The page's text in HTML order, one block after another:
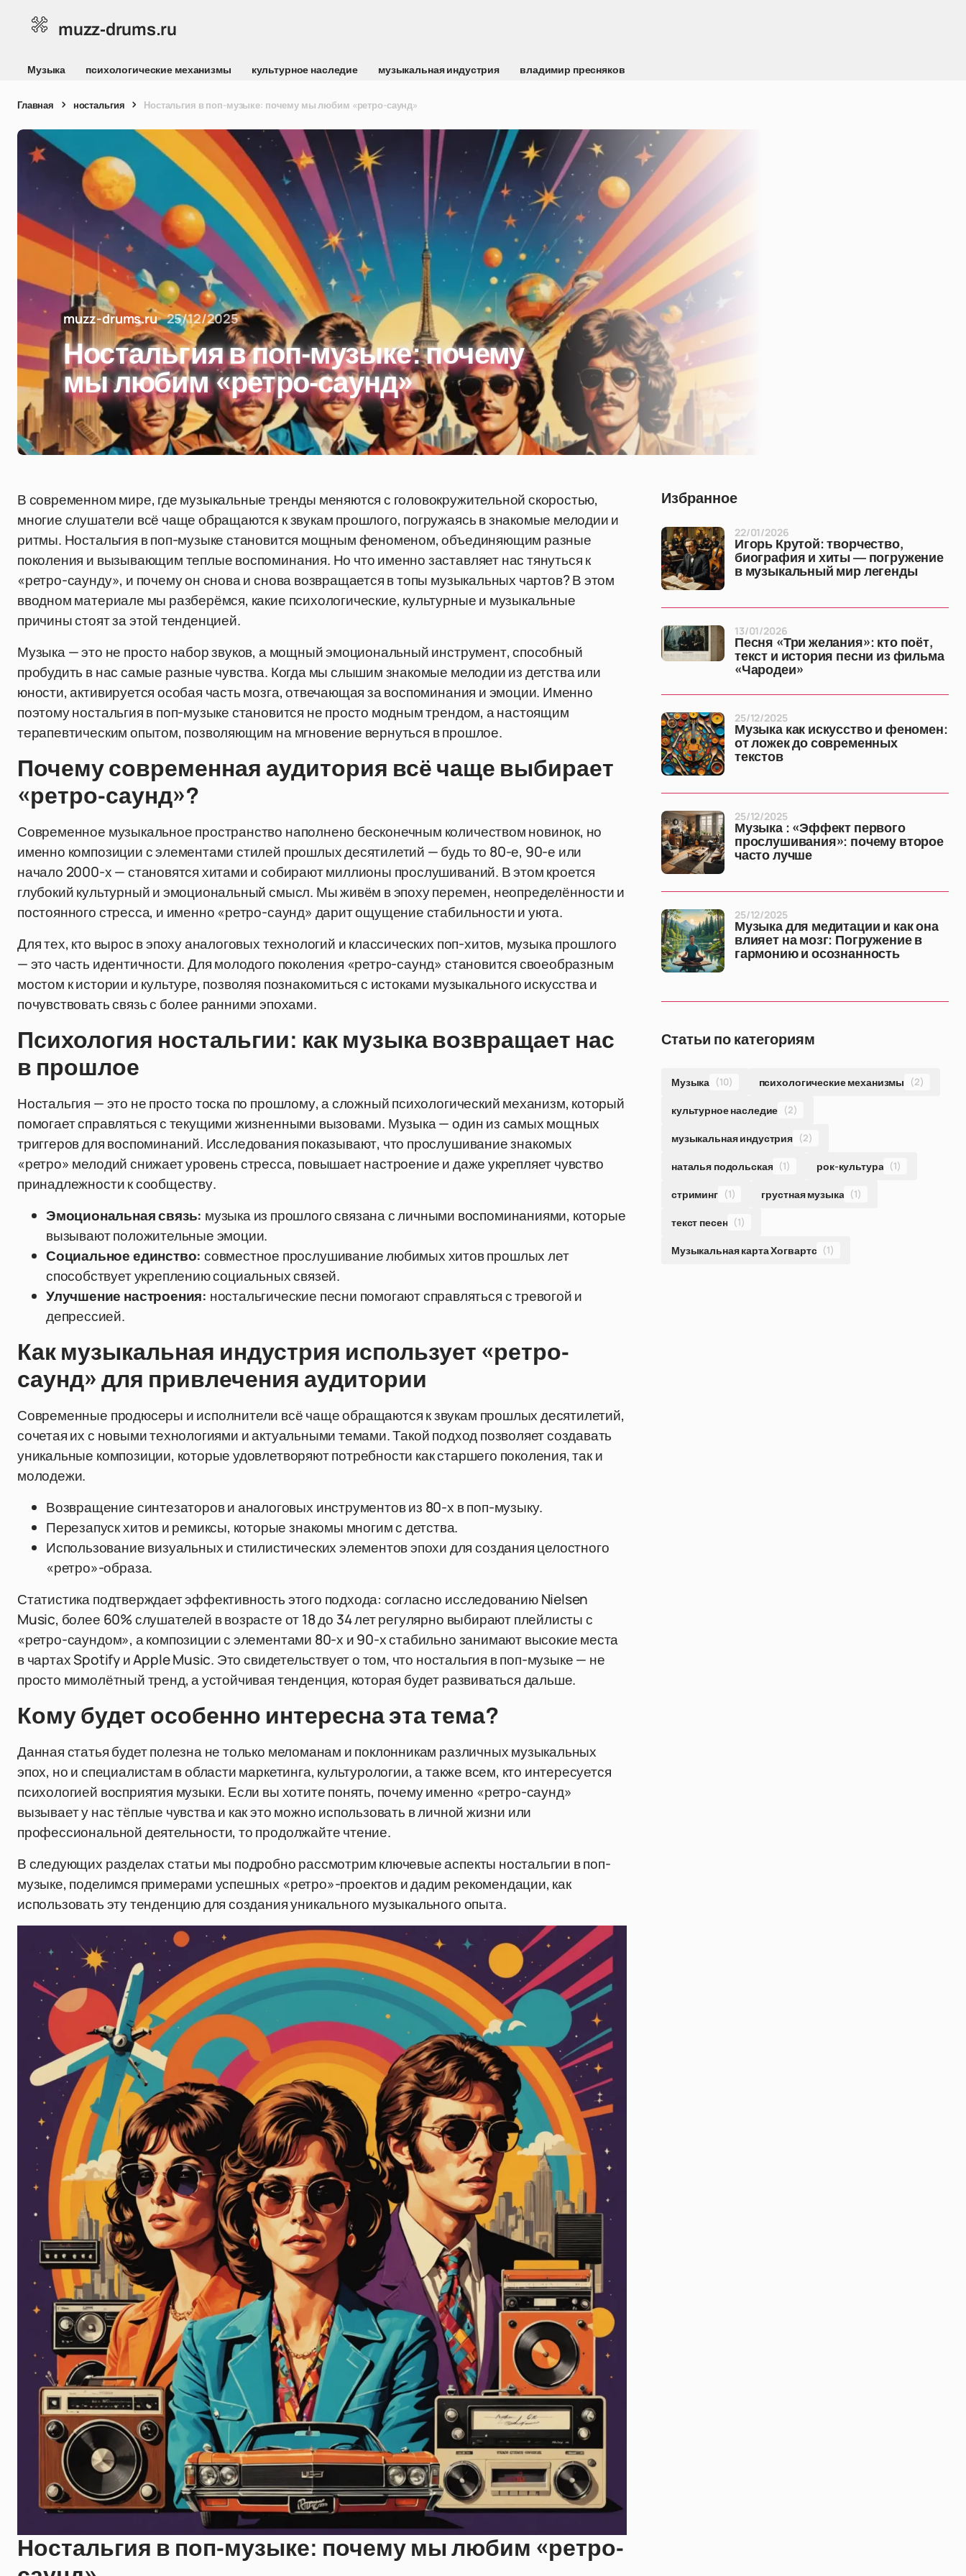
muzz-drums.ru
Музыка психологические механизмы культурное наследие музыкальная индустрия владимир пресняков
Главная ностальгия Ностальгия в поп-музыке: почему мы любим «ретро-саунд»
muzz-drums.ru 25/12/2025
Ностальгия в поп-музыке: почему
мы любим «ретро-саунд»
В современном мире, где музыкальные тренды меняются с головокружительной скоростью,
многие слушатели всё чаще обращаются к звукам прошлого, погружаясь в знакомые мелодии и
ритмы. Ностальгия в поп-музыке становится мощным феноменом, объединяющим разные
поколения и вызывающим теплые воспоминания. Но что именно заставляет нас тянуться к
«ретро-саунду», и почему он снова и снова возвращается в топы музыкальных чартов? В этом
вводном материале мы разберёмся, какие психологические, культурные и музыкальные
причины стоят за этой тенденцией.
Музыка — это не просто набор звуков, а мощный эмоциональный инструмент, способный
пробудить в нас самые разные чувства. Когда мы слышим знакомые мелодии из детства или
юности, активируется особая часть мозга, отвечающая за воспоминания и эмоции. Именно
поэтому ностальгия в поп-музыке становится не просто модным трендом, а настоящим
терапевтическим опытом, позволяющим на мгновение вернуться в прошлое.
Почему современная аудитория всё чаще выбирает
«ретро-саунд»?
Современное музыкальное пространство наполнено бесконечным количеством новинок, но
именно композиции с элементами стилей прошлых десятилетий — будь то 80-е, 90-е или
начало 2000-х — становятся хитами и собирают миллионы прослушиваний. В этом кроется
глубокий культурный и эмоциональный смысл. Мы живём в эпоху перемен, неопределённости и
постоянного стресса, и именно «ретро-саунд» дарит ощущение стабильности и уюта.
Для тех, кто вырос в эпоху аналоговых технологий и классических поп-хитов, музыка прошлого
— это часть идентичности. Для молодого поколения «ретро-саунд» становится своеобразным
мостом к истории и культуре, позволяя познакомиться с истоками музыкального искусства и
почувствовать связь с более ранними эпохами.
Психология ностальгии: как музыка возвращает нас
в прошлое
Ностальгия — это не просто тоска по прошлому, а сложный психологический механизм, который
помогает справляться с текущими жизненными вызовами. Музыка — один из самых мощных
триггеров для воспоминаний. Исследования показывают, что прослушивание знакомых
«ретро» мелодий снижает уровень стресса, повышает настроение и даже укрепляет чувство
принадлежности к сообществу.
Эмоциональная связь: музыка из прошлого связана с личными воспоминаниями, которые
вызывают положительные эмоции.
Социальное единство: совместное прослушивание любимых хитов прошлых лет
способствует укреплению социальных связей.
Улучшение настроения: ностальгические песни помогают справляться с тревогой и
депрессией.
Как музыкальная индустрия использует «ретро-
саунд» для привлечения аудитории
Современные продюсеры и исполнители всё чаще обращаются к звукам прошлых десятилетий,
сочетая их с новыми технологиями и актуальными темами. Такой подход позволяет создавать
уникальные композиции, которые удовлетворяют потребности как старшего поколения, так и
молодежи.
Возвращение синтезаторов и аналоговых инструментов из 80-х в поп-музыку.
Перезапуск хитов и ремиксы, которые знакомы многим с детства.
Использование визуальных и стилистических элементов эпохи для создания целостного
«ретро»-образа.
Статистика подтверждает эффективность этого подхода: согласно исследованию Nielsen
Music, более 60% слушателей в возрасте от 18 до 34 лет регулярно выбирают плейлисты с
«ретро-саундом», а композиции с элементами 80-х и 90-х стабильно занимают высокие места
в чартах Spotify и Apple Music. Это свидетельствует о том, что ностальгия в поп-музыке — не
просто мимолётный тренд, а устойчивая тенденция, которая будет развиваться дальше.
Кому будет особенно интересна эта тема?
Данная статья будет полезна не только меломанам и поклонникам различных музыкальных
эпох, но и специалистам в области маркетинга, культурологии, а также всем, кто интересуется
психологией восприятия музыки. Если вы хотите понять, почему именно «ретро-саунд»
вызывает у нас тёплые чувства и как это можно использовать в личной жизни или
профессиональной деятельности, то продолжайте чтение.
В следующих разделах статьи мы подробно рассмотрим ключевые аспекты ностальгии в поп-
музыке, поделимся примерами успешных «ретро»-проектов и дадим рекомендации, как
использовать эту тенденцию для создания уникального музыкального опыта.
Ностальгия в поп-музыке: почему мы любим «ретро-
Избранное
Игорь Крутой: творчество,
биография и хиты — погружение
в музыкальный мир легенды
22/01/2026
Песня «Три желания»: кто поёт,
текст и история песни из фильма
«Чародеи»
13/01/2026
Музыка как искусство и феномен:
от ложек до современных
текстов
25/12/2025
Музыка : «Эффект первого
прослушивания»: почему второе
часто лучше
25/12/2025
Музыка для медитации и как она
влияет на мозг: Погружение в
гармонию и осознанность
25/12/2025
Статьи по категориям
Музыка (10) психологические механизмы (2)
культурное наследие (2)
музыкальная индустрия (2)
наталья подольская (1) рок-культура (1)
стриминг (1) грустная музыка (1)
текст песен (1)
Музыкальная карта Хогвартс (1)